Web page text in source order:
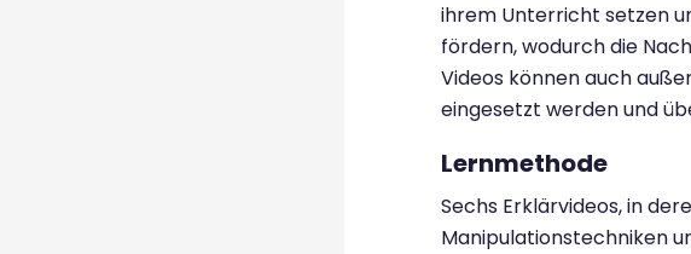
ihrem Unterricht setzen
fördern, wodurch die
Videos können auch
eingesetzt werden und
Lernmethode
Sechs Erklärvideos, in
Manipulationstechniken